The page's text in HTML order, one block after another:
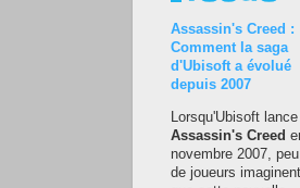
Assassin's Creed :
Comment la saga
d'Ubisoft a évolué
depuis 2007
Lorsqu'Ubisoft lance
Assassin's Creed
novembre 2007, peu
de joueurs imaginent